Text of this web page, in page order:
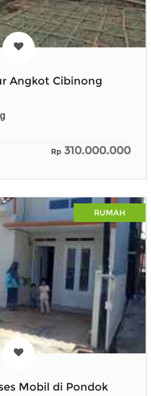
Angkot Cibinong
Rp 310.000.000
RUMAH
Mobil di Pondok